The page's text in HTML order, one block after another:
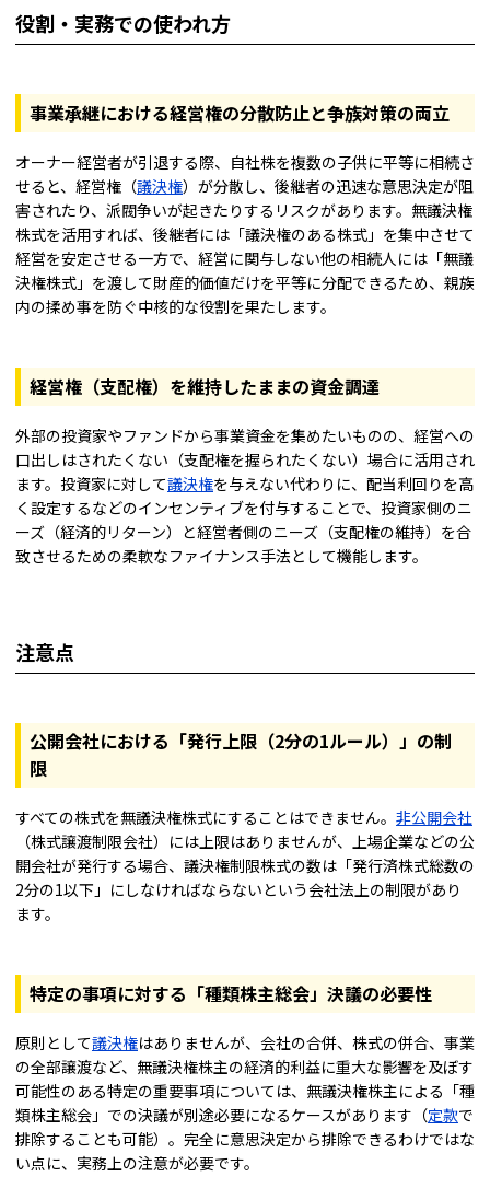
役割・実務での使われ方
事業承継における経営権の分散防止と争族対策の両立
オーナー経営者が引退する際、自社株を複数の子供に平等に相続さ
せると、経営権（議決権）が分散し、後継者の迅速な意思決定が阻
害されたり、派閥争いが起きたりするリスクがあります。無議決権
株式を活用すれば、後継者には「議決権のある株式」を集中させて
経営を安定させる一方で、経営に関与しない他の相続人には「無議
決権株式」を渡して財産的価値だけを平等に分配できるため、親族
内の揉め事を防ぐ中核的な役割を果たします。
経営権（支配権）を維持したままの資金調達
外部の投資家やファンドから事業資金を集めたいものの、経営への
口出しはされたくない（支配権を握られたくない）場合に活用され
ます。投資家に対して議決権を与えない代わりに、配当利回りを高
く設定するなどのインセンティブを付与することで、投資家側のニ
ーズ（経済的リターン）と経営者側のニーズ（支配権の維持）を合
致させるための柔軟なファイナンス手法として機能します。
注意点
公開会社における「発行上限（2分の1ルール）」の制
限
すべての株式を無議決権株式にすることはできません。 非公開会社
（株式譲渡制限会社）には上限はありませんが、上場企業などの公
開会社が発行する場合、議決権制限株式の数は「発行済株式総数の
2分の1以下」にしなければならないという会社法上の制限があり
ます。
特定の事項に対する「種類株主総会」決議の必要性
原則として議決権はありませんが、会社の合併、株式の併合、事業
の全部譲渡など、無議決権株主の経済的利益に重大な影響を及ぼす
可能性のある特定の重要事項については、無議決権株主による「種
類株主総会」での決議が別途必要になるケースがあります（定款で
排除することも可能）。完全に意思決定から排除できるわけではな
い点に、実務上の注意が必要です。